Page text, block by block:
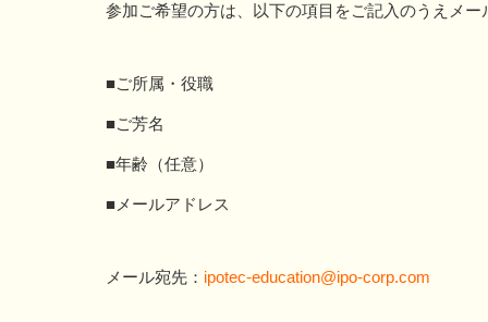
参加ご希望の方は、以下の項目をご記入のうえメー
■ご所属・役職
■ご芳名
■年齢（任意）
■メールアドレス
メール宛先： ipotec-education@ipo-corp.com